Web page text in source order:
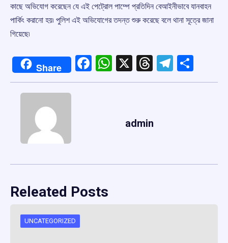
কাছে অভিযোগ করেছেন যে এই পেট্রোল পাম্পে প্রতিদিন বেআইনীভাবে যানবাহন
পার্কিং করানো হয়৷ পুলিশ এই অভিযোগের তদন্ত শুরু করেছে বলে থানা সূত্রে জানা
গিয়েছে৷
Share Facebook
WhatsApp
X Threads
admin
Releated Posts
UNCATEGORIZED